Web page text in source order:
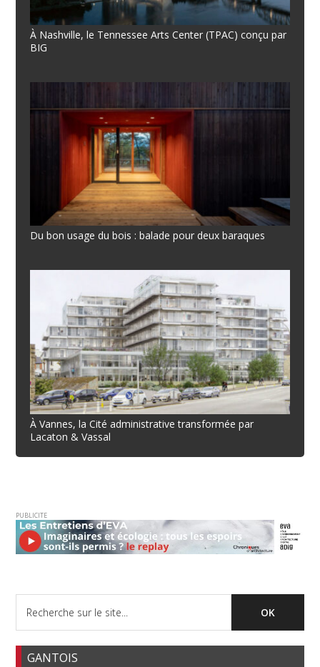
À Nashville, le Tennessee Arts Center (TPAC) conçu par
BIG
Du bon usage du bois : balade pour deux baraques
À Vannes, la Cité administrative transformée par
Lacaton & Vassal
PUBLICITE
GANTOIS